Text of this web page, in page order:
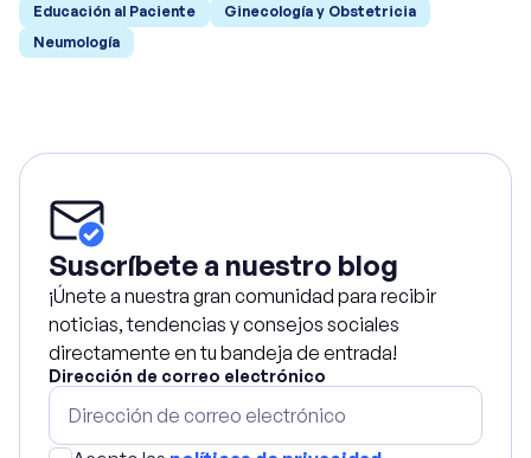
Educación al Paciente
Ginecología y Obstetricia
Neumología
Suscríbete a nuestro blog
¡Únete a nuestra gran comunidad para recibir
noticias, tendencias y consejos sociales
directamente en tu bandeja de entrada!
Dirección de correo electrónico